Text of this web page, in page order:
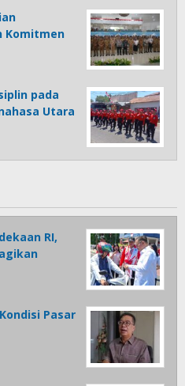
Komitmen
pada
Utara
RI,
Pasar